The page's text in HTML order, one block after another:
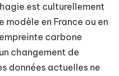
est culturellement
modèle en France ou en
carbone
changement de
données actuelles ne